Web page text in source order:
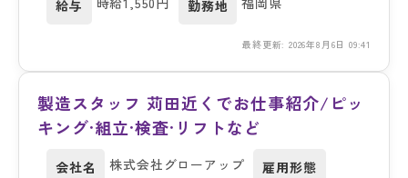
給与 勤務地
最終更新: 2026年8月6日 09:41
製造スタッフ 苅田近くでお仕事紹介/ピッ
キング·組立·検査·リフトなど
会社名 株式会社グローアップ
雇用形態